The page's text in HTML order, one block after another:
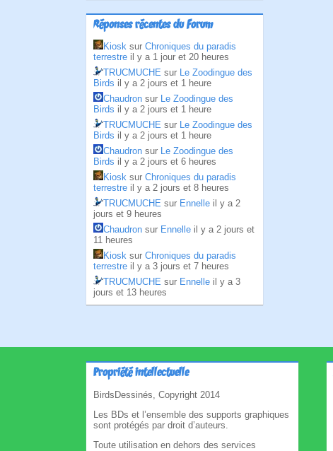
Réponses récentes du Forum
Kiosk sur Chroniques du paradis
terrestre il y a 1 jour et 20 heures
TRUCMUCHE sur Le Zoodingue des
Birds il y a 2 jours et 1 heure
Chaudron sur Le Zoodingue des
Birds il y a 2 jours et 1 heure
TRUCMUCHE sur Le Zoodingue des
Birds il y a 2 jours et 1 heure
Chaudron sur Le Zoodingue des
Birds il y a 2 jours et 6 heures
Kiosk sur Chroniques du paradis
terrestre il y a 2 jours et 8 heures
TRUCMUCHE sur Ennelle il y a 2
jours et 9 heures
Chaudron sur Ennelle il y a 2 jours et
11 heures
Kiosk sur Chroniques du paradis
terrestre il y a 3 jours et 7 heures
TRUCMUCHE sur Ennelle il y a 3
jours et 13 heures
Propriété intellectuelle
BirdsDessinés, Copyright 2014
Les BDs et l’ensemble des supports graphiques
sont protégés par droit d’auteurs.
Toute utilisation en dehors des services